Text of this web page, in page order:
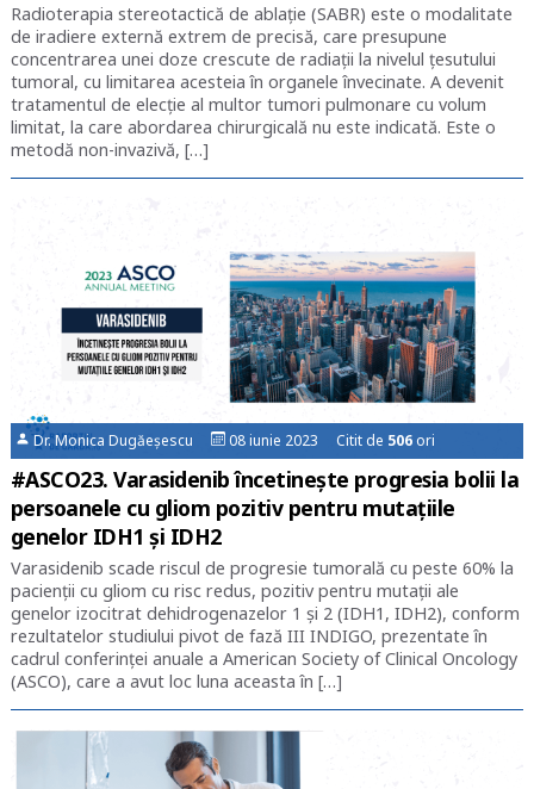
Radioterapia stereotactică de ablație (SABR) este o modalitate
de iradiere externă extrem de precisă, care presupune
concentrarea unei doze crescute de radiații la nivelul țesutului
tumoral, cu limitarea acesteia în organele învecinate. A devenit
tratamentul de elecție al multor tumori pulmonare cu volum
limitat, la care abordarea chirurgicală nu este indicată. Este o
metodă non-invazivă, […]
Dr. Monica Dugăeșescu 08 iunie 2023 Citit de 506 ori
#ASCO23. Varasidenib încetinește progresia bolii la
persoanele cu gliom pozitiv pentru mutațiile
genelor IDH1 şi IDH2
Varasidenib scade riscul de progresie tumorală cu peste 60% la
pacienții cu gliom cu risc redus, pozitiv pentru mutații ale
genelor izocitrat dehidrogenazelor 1 și 2 (IDH1, IDH2), conform
rezultatelor studiului pivot de fază III INDIGO, prezentate în
cadrul conferinței anuale a American Society of Clinical Oncology
(ASCO), care a avut loc luna aceasta în […]